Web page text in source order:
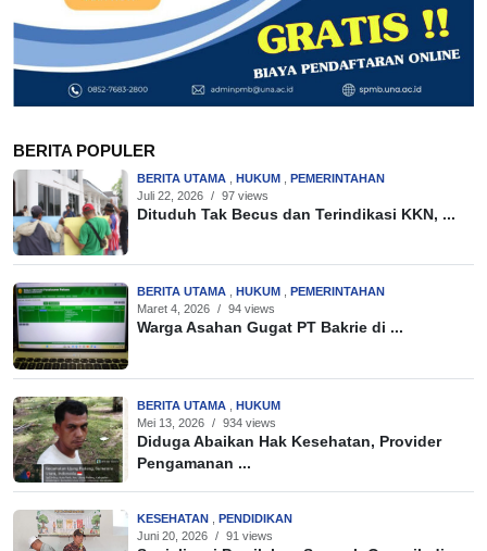
BERITA POPULER
BERITA UTAMA HUKUM
PEMERINTAHAN
Juli 22, 2026 / 97 views
Dituduh Tak Becus dan Terindikasi KKN, ...
BERITA UTAMA HUKUM
PEMERINTAHAN
Maret 4, 2026 / 94 views
Warga Asahan Gugat PT Bakrie di ...
BERITA UTAMA
HUKUM
Mei 13, 2026 / 934 views
Diduga Abaikan Hak Kesehatan, Provider
Pengamanan ...
KESEHATAN
PENDIDIKAN
Juni 20, 2026 / 91 views